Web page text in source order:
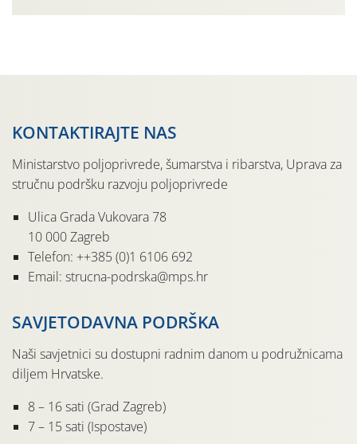
KONTAKTIRAJTE NAS
Ministarstvo poljoprivrede, šumarstva i ribarstva, Uprava za
stručnu podršku razvoju poljoprivrede
Ulica Grada Vukovara 78
10 000 Zagreb
Telefon: ++385 (0)1 6106 692
Email: strucna-podrska@mps.hr
SAVJETODAVNA PODRŠKA
Naši savjetnici su dostupni radnim danom u podružnicama
diljem Hrvatske.
8 – 16 sati (Grad Zagreb)
7 – 15 sati (Ispostave)